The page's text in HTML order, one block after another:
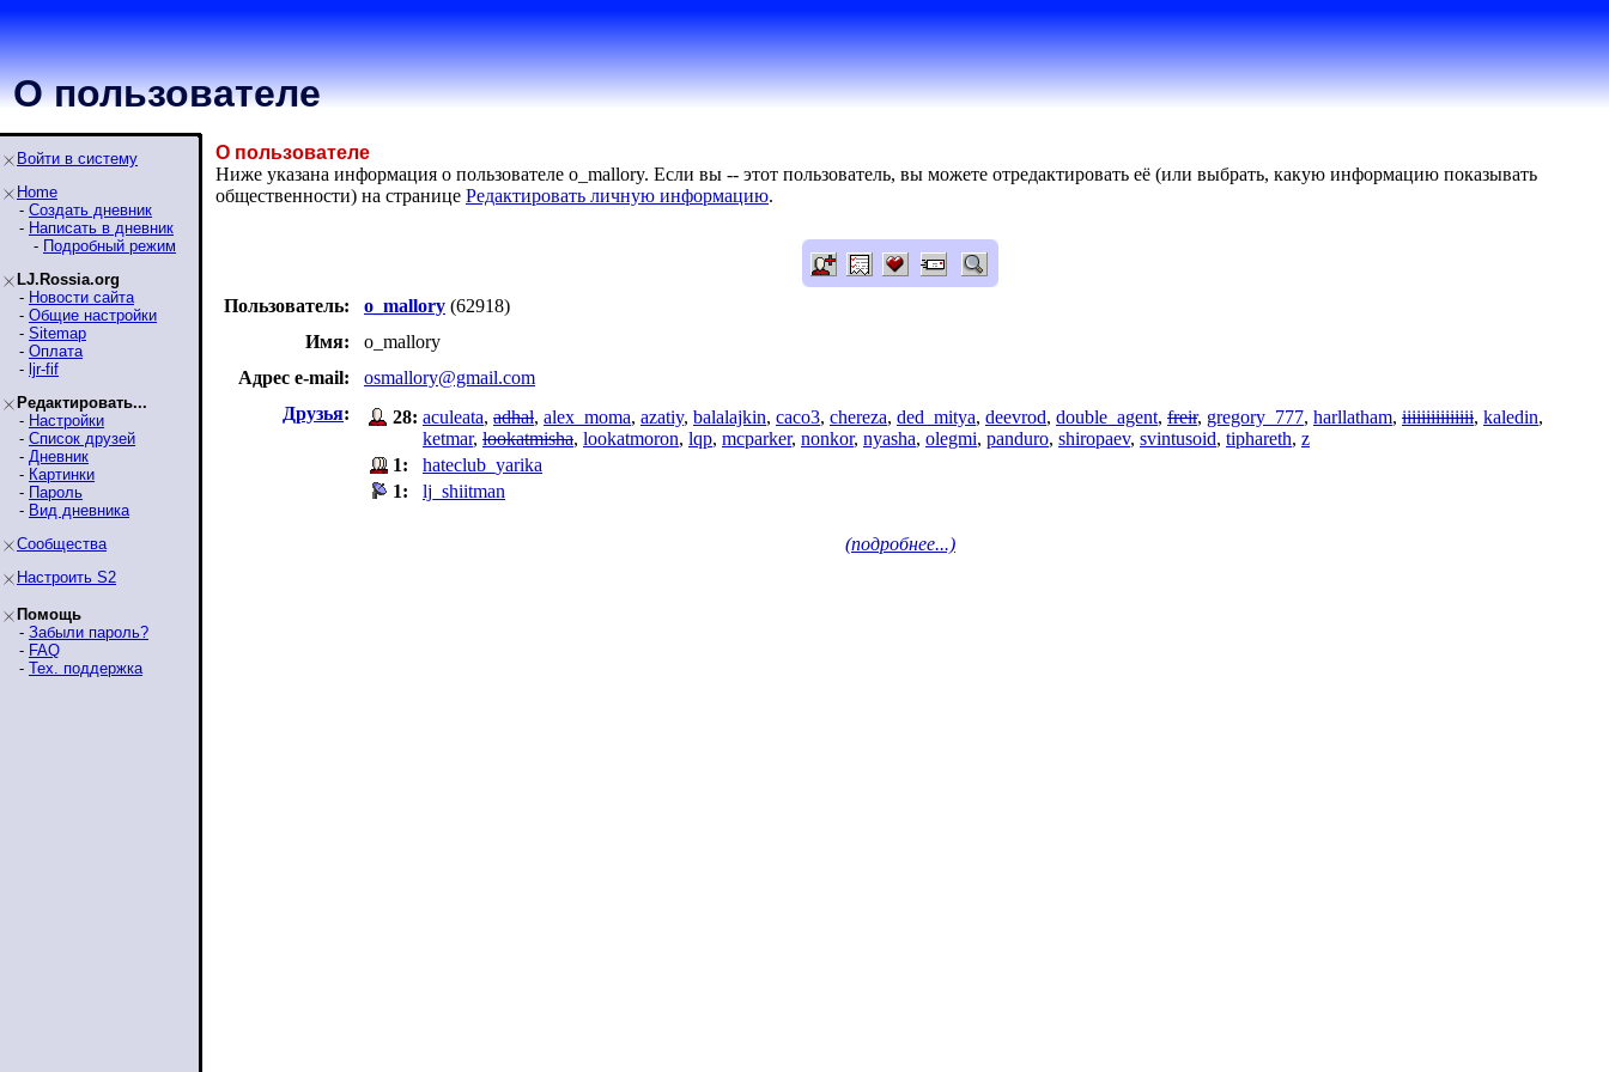
О пользователе
Войти в систему
Home
- Создать дневник
- Написать в дневник
- Подробный режим
LJ.Rossia.org
- Новости сайта
- Общие настройки
- Sitemap
- Оплата
- ljr-fif
Редактировать...
- Настройки
- Список друзей
- Дневник
- Картинки
- Пароль
- Вид дневника
Сообщества
Настроить S2
Помощь
- Забыли пароль?
- FAQ
- Тех. поддержка
О пользователе
Ниже указана информация о пользователе o_mallory. Если вы -- этот пользователь, вы можете отредактировать её (или выбрать, какую информацию показывать
общественности) на странице Редактировать личную информацию.
Пользователь: o_mallory (62918)
Имя:
o_mallory
Адрес e-mail:
osmallory@gmail.com
Друзья: 28: aculeata, adhal, alex_moma, azatiy, balalajkin, caco3, chereza, ded_mitya, deevrod, double_agent, freir, gregory_777, harllatham, iiiiiiiiiiiiiii, kaledin,
ketmar, lookatmisha, lookatmoron, lqp, mcparker, nonkor, nyasha, olegmi, panduro, shiropaev, svintusoid, tiphareth, z
1:
hateclub_yarika
1:
lj_shiitman
(подробнее...)